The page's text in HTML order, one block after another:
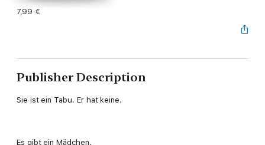
7,99 €
Publisher Description
Sie ist ein Tabu. Er hat keine.
Es gibt ein Mädchen.